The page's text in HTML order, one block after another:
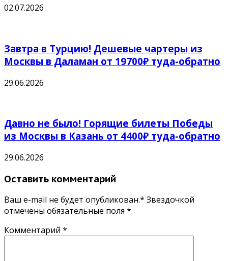
02.07.2026
Завтра в Турцию! Дешевые чартеры из
Москвы в Даламан от 19700₽ туда-обратно
29.06.2026
Давно не было! Горящие билеты Победы
из Москвы в Казань от 4400₽ туда-обратно
29.06.2026
Оставить комментарий
Ваш e-mail не будет опубликован.* Звездочкой
отмечены обязательные поля *
Комментарий *